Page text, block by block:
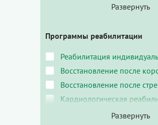
Программы реабилитации
Реабилитация
Восстановление после
Восстановление после
Кардиологическая